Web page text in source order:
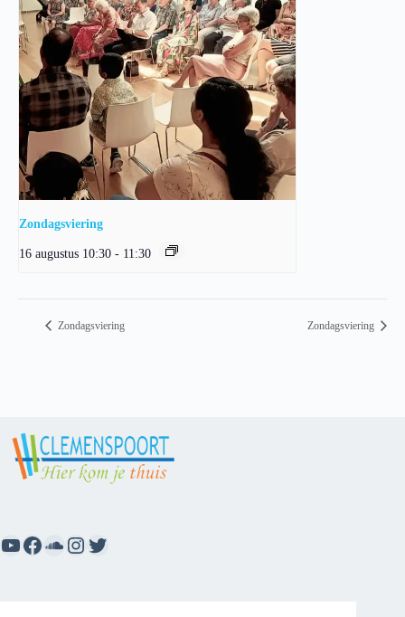
Zondagsviering
16 augustus 10:30 - 11:30
Zondagsviering Zondagsviering
YouTube
Facebook
SoundCloud
Instagram
Twitter